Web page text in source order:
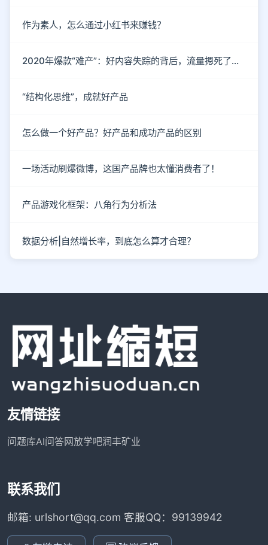
作为素人，怎么通过小红书来赚钱？
2020年爆款“难产”：好内容失踪的背后，流量摁死了内容
“结构化思维”，成就好产品
怎么做一个好产品？好产品和成功产品的区别
一场活动刷爆微博，这国产品牌也太懂消费者了！
产品游戏化框架：八角行为分析法
数据分析|自然增长率，到底怎么算才合理？
友情链接
问题库AI问答网放学吧润丰矿业
联系我们
邮箱: urlshort@qq.com 客服QQ：99139942